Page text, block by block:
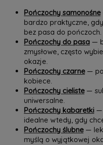
Pończochy samonośne
bardzo praktyczne,
bez pasa do pończoch.
Pończochy do pasa—
zmysłowe, często
okazje.
Pończochy czarne—
kobiece.
Pończochy cieliste—
uniwersalne.
Pończochy kabaretki—
idealne wtedy, gdy
Pończochy ślubne—
myślą o wyjątkowej